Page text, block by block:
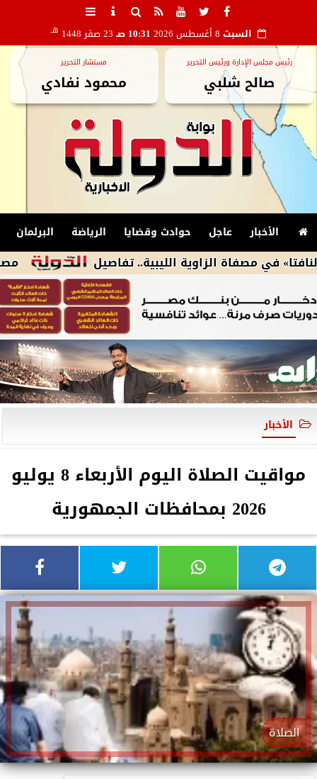
السبت 10:31 صـ 23 صفر 1448 هـ
رئيس مجلس الإدارة ورئيس التحرير
صالح شلبي
مستشار التحرير
محمود نفادي
الأخبار عاجل حوادث وقضايا الرياضة البرلمان
مصدر الزاوية الليبية.. تفاصيل
الأخبار
مواقيت الصلاة اليوم الأربعاء 8 يوليو
2026 بمحافظات الجمهورية
الصلاة